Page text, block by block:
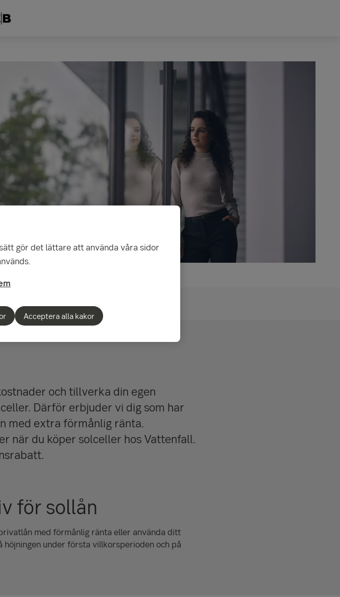
och tillverka din egen
Därför erbjuder vi dig som har
med extra förmånlig ränta.
när du köper solceller hos Vattenfall.
för sollån
med förmånlig ränta eller använda ditt
under första villkorsperioden och på
gör det lättare att använda våra sidor
Acceptera alla kakor